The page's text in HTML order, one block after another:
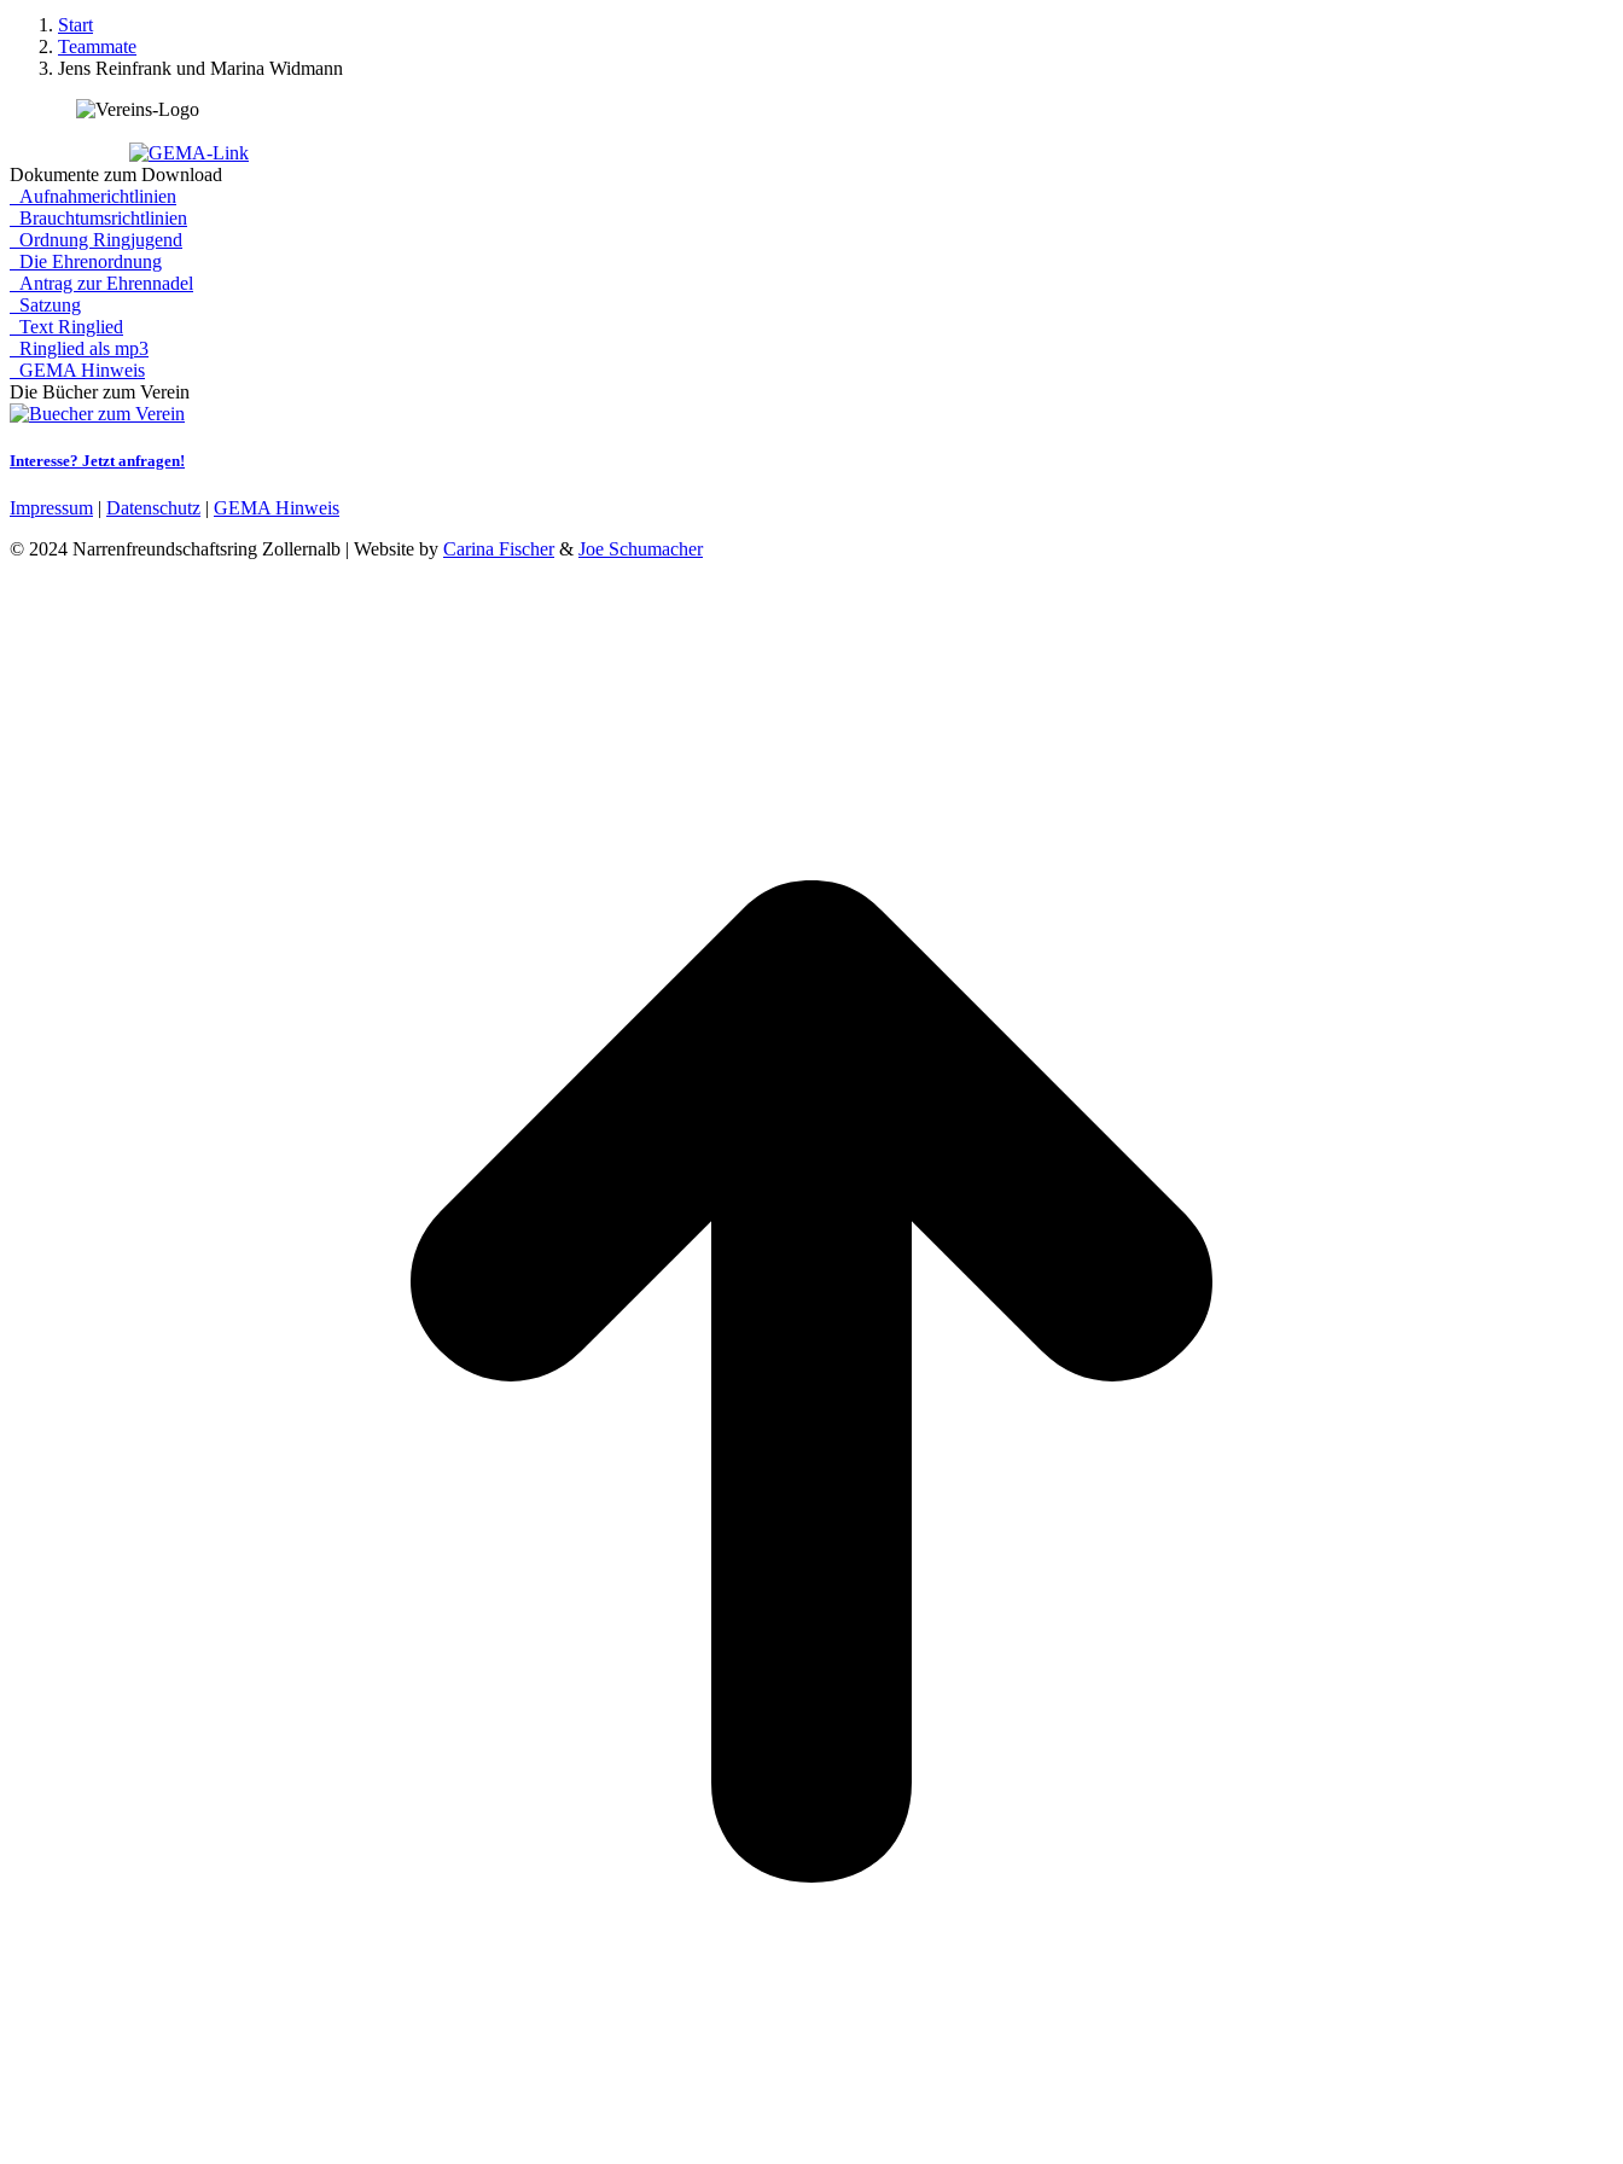
Start
Teammate
Jens Reinfrank und Marina Widmann
Dokumente zum Download
Aufnahmerichtlinien
Brauchtumsrichtlinien
Ordnung Ringjugend
Die Ehrenordnung
Antrag zur Ehrennadel
Satzung
Text Ringlied
Ringlied als mp3
GEMA Hinweis
Die Bücher zum Verein
Interesse? Jetzt anfragen!
Impressum | Datenschutz | GEMA Hinweis
© 2024 Narrenfreundschaftsring Zollernalb | Website by Carina Fischer& Joe Schumacher